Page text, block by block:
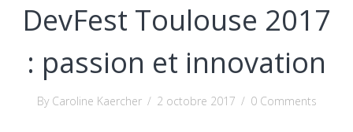
DevFest Toulouse 2017
: passion et innovation
By Caroline Kaercher / 2 octobre 2017 / 0 Comments